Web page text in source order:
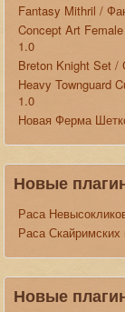
Fantasy Mithril /
Concept Art
1.0
Breton Knight Set /
Heavy Townguard
1.0
Новая Ферма
Новые
Раса
Раса Скайримских
Новые